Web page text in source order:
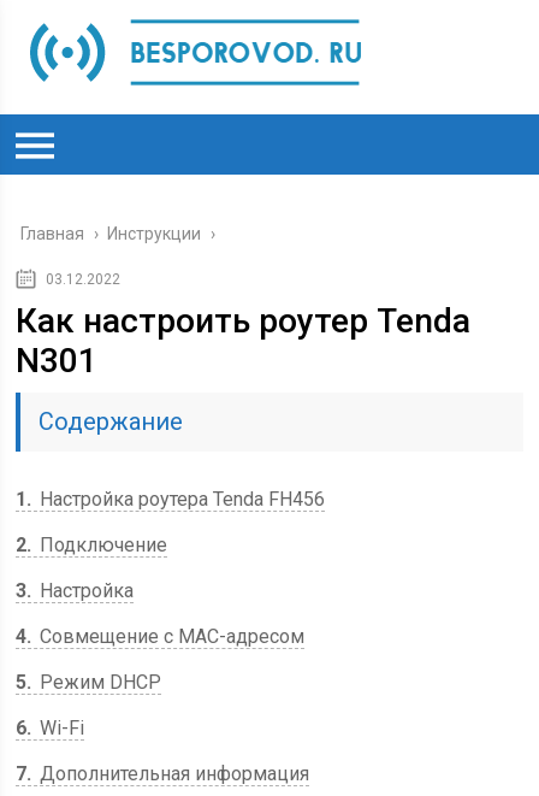
Главная › Инструкции ›
03.12.2022
Как настроить роутер Tenda
N301
Содержание
1
Настройка роутера Tenda FH456
2
Подключение
3
Настройка
4 Совмещение с МАС-адресом
5
Режим DHCP
6 Wi-Fi
7 Дополнительная информация